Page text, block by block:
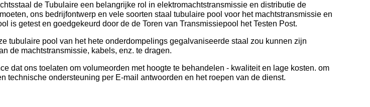
de Tubulaire een belangrijke rol in elektromachtstransmissie en distributie de
ons bedrijfontwerp en vele soorten staal tubulaire pool voor het machtstransmissie en
is getest en goedgekeurd door de de Toren van Transmissiepool het Testen Post.
tubulaire pool van het hete onderdompelings gegalvaniseerde staal zou kunnen zijn
de machtstransmissie, kabels, enz. te dragen.
dat ons toelaten om volumeorden met hoogte te behandelen - kwaliteit en lage kosten. om
ondersteuning per E-mail antwoorden en het roepen van de dienst.